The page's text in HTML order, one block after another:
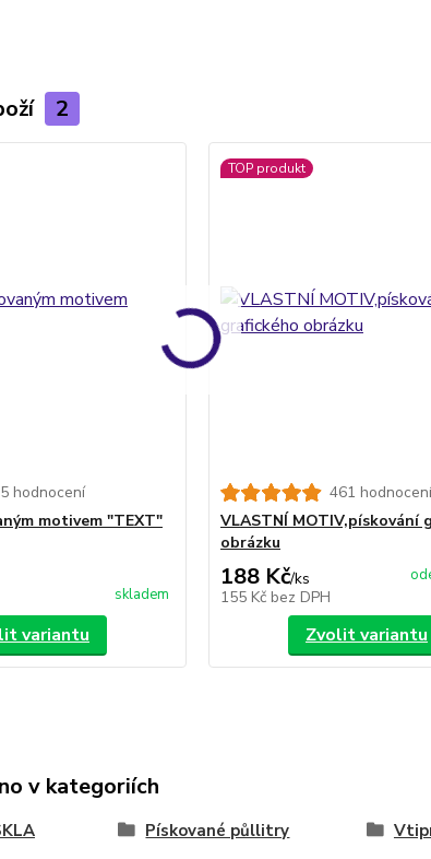
2
hodnocení
motivem "TEXT"
skladem
variantu
TOP produkt
461 hodnocení
VLASTNÍ MOTIV,pískování
obrázku
188 Kč/ks
155 Kč bez DPH
Zvolit variantu
v kategoriích
Pískované půllitry